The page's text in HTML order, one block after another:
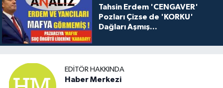
Tahsin Erdem 'CENGAVER'
Pozları Çizse de 'KORKU'
Dağları Aşmış...
EDITÖR HAKKINDA
Haber Merkezi